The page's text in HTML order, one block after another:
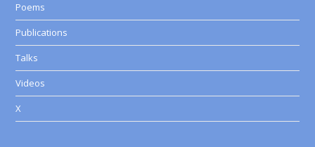
Poems
Publications
Talks
Videos
X